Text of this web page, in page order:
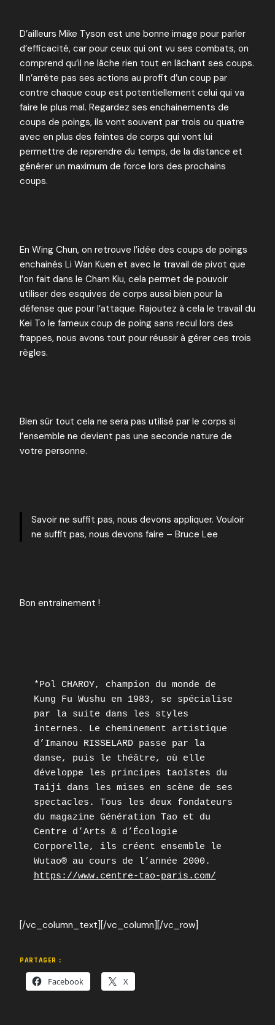
D’ailleurs Mike Tyson est une bonne image pour parler
d’efficacité, car pour ceux qui ont vu ses combats, on
comprend qu’il ne lâche rien tout en lâchant ses coups.
Il n’arrête pas ses actions au profit d’un coup par
contre chaque coup est potentiellement celui qui va
faire le plus mal. Regardez ses enchainements de
coups de poings, ils vont souvent par trois ou quatre
avec en plus des feintes de corps qui vont lui
permettre de reprendre du temps, de la distance et
générer un maximum de force lors des prochains
coups.
En Wing Chun, on retrouve l’idée des coups de poings
enchainés Li Wan Kuen et avec le travail de pivot que
l’on fait dans le Cham Kiu, cela permet de pouvoir
utiliser des esquives de corps aussi bien pour la
défense que pour l’attaque. Rajoutez à cela le travail du
Kei To le fameux coup de poing sans recul lors des
frappes, nous avons tout pour réussir à gérer ces trois
règles.
Bien sûr tout cela ne sera pas utilisé par le corps si
l’ensemble ne devient pas une seconde nature de
votre personne.
Savoir ne suffit pas, nous devons appliquer. Vouloir
ne suffit pas, nous devons faire – Bruce Lee
Bon entrainement !
*Pol CHAROY, champion du monde de
Kung Fu Wushu en 1983, se spécialise
par la suite dans les styles
internes. Le cheminement artistique
d’Imanou RISSELARD passe par la
danse, puis le théâtre, où elle
développe les principes taoïstes du
Taiji dans les mises en scène de ses
spectacles. Tous les deux fondateurs
du magazine Génération Tao et du
Centre d’Arts & d’Écologie
Corporelle, ils créent ensemble le
https://www.centre-tao-paris.com/
[/vc_column_text][/vc_column][/vc_row]
PARTAGER :
Facebook X